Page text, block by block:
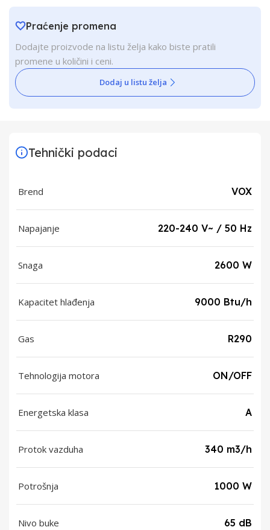
Praćenje promena
Dodajte proizvode na listu želja kako biste pratili
promene u količini i ceni.
Dodaj u listu želja
Tehnički podaci
Brend VOX
Napajanje 220-240 V~ / 50 Hz
Snaga 2600 W
Kapacitet hlađenja 9000 Btu/h
Gas R290
Tehnologija motora ON/OFF
Energetska klasa A
Protok vazduha 340 m3/h
Potrošnja 1000 W
Nivo buke 65 dB